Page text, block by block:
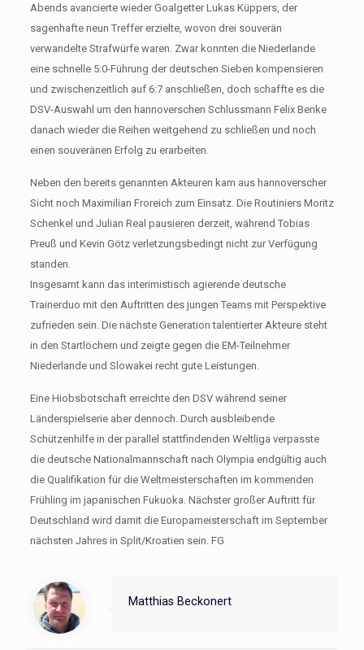
Abends avancierte wieder Goalgetter Lukas Küppers, der
sagenhafte neun Treffer erzielte, wovon drei souverän
verwandelte Strafwürfe waren. Zwar konnten die Niederlande
eine schnelle 5:0-Führung der deutschen Sieben kompensieren
und zwischenzeitlich auf 6:7 anschließen, doch schaffte es die
DSV-Auswahl um den hannoverschen Schlussmann Felix Benke
danach wieder die Reihen weitgehend zu schließen und noch
einen souveränen Erfolg zu erarbeiten.
Neben den bereits genannten Akteuren kam aus hannoverscher
Sicht noch Maximilian Froreich zum Einsatz. Die Routiniers Moritz
Schenkel und Julian Real pausieren derzeit, während Tobias
Preuß und Kevin Götz verletzungsbedingt nicht zur Verfügung
standen.
Insgesamt kann das interimistisch agierende deutsche
Trainerduo mit den Auftritten des jungen Teams mit Perspektive
zufrieden sein. Die nächste Generation talentierter Akteure steht
in den Startlöchern und zeigte gegen die EM-Teilnehmer
Niederlande und Slowakei recht gute Leistungen.
Eine Hiobsbotschaft erreichte den DSV während seiner
Länderspielserie aber dennoch. Durch ausbleibende
Schützenhilfe in der parallel stattfindenden Weltliga verpasste
die deutsche Nationalmannschaft nach Olympia endgültig auch
die Qualifikation für die Weltmeisterschaften im kommenden
Frühling im japanischen Fukuoka. Nächster großer Auftritt für
Deutschland wird damit die Europameisterschaft im September
nächsten Jahres in Split/Kroatien sein. FG
Matthias Beckonert